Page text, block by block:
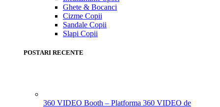
Ghete & Bocanci
Cizme Copii
Sandale Copii
Slapi Copii
POSTARI RECENTE
360 VIDEO Booth – Platforma 360 VIDEO de